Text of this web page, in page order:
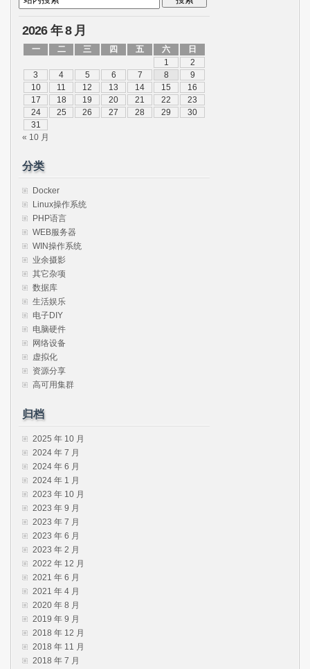
2026 年 8 月
一 二 三 四 五 六
日
1
2
3
4 5 6 7 8
9
10
11 12 13 14 15
16
17
18 19 20 21 22
23
24
25 26 27 28 29
30
31
« 10 月
分类
Docker
Linux操作系统
PHP语言
WEB服务器
WIN操作系统
业余摄影
其它杂项
数据库
生活娱乐
电子DIY
电脑硬件
网络设备
虚拟化
资源分享
高可用集群
归档
2025 年 10 月
2024 年 7 月
2024 年 6 月
2024 年 1 月
2023 年 10 月
2023 年 9 月
2023 年 7 月
2023 年 6 月
2023 年 2 月
2022 年 12 月
2021 年 6 月
2021 年 4 月
2020 年 8 月
2019 年 9 月
2018 年 12 月
2018 年 11 月
2018 年 7 月